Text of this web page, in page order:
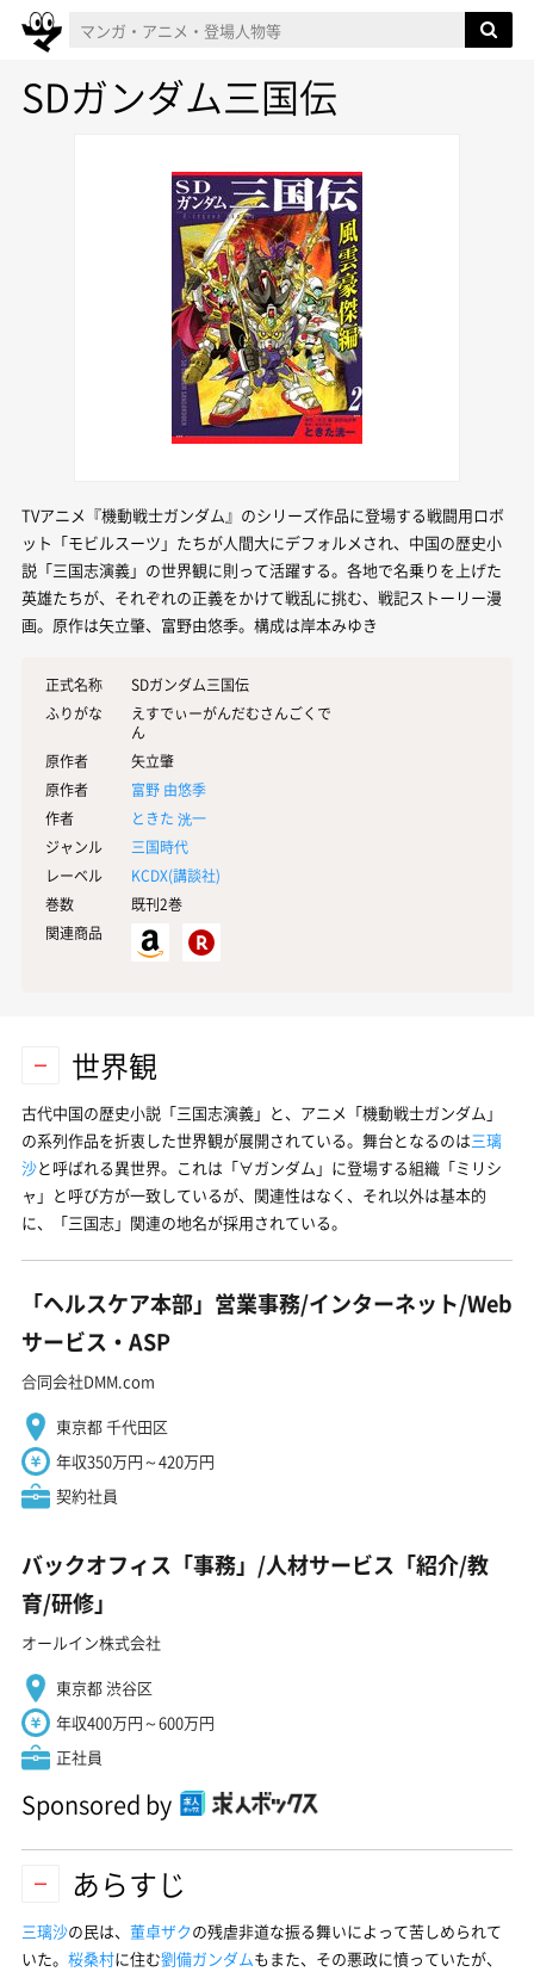
SDガンダム三国伝
TVアニメ『機動戦士ガンダム』のシリーズ作品に登場する戦闘用ロボ
ット「モビルスーツ」たちが人間大にデフォルメされ、中国の歴史小
説「三国志演義」の世界観に則って活躍する。各地で名乗りを上げた
英雄たちが、それぞれの正義をかけて戦乱に挑む、戦記ストーリー漫
画。原作は矢立肇、富野由悠季。構成は岸本みゆき
正式名称
SDガンダム三国伝
ふりがな
えすでぃーがんだむさんごくで
ん
原作者
矢立肇
原作者
富野 由悠季
作者
ときた 洸一
ジャンル
三国時代
レーベル
KCDX(講談社)
巻数
既刊2巻
関連商品
世界観
古代中国の歴史小説「三国志演義」と、アニメ「機動戦士ガンダム」
の系列作品を折衷した世界観が展開されている。舞台となるのは三璃
沙と呼ばれる異世界。これは「∀ガンダム」に登場する組織「ミリシ
ャ」と呼び方が一致しているが、関連性はなく、それ以外は基本的
に、「三国志」関連の地名が採用されている。
「ヘルスケア本部」営業事務/インターネット/Web
サービス・ASP
合同会社DMM.com
東京都 千代田区
年収350万円～420万円
契約社員
バックオフィス「事務」/人材サービス「紹介/教
育/研修」
オールイン株式会社
東京都 渋谷区
年収400万円～600万円
正社員
Sponsored by
あらすじ
三璃沙の民は、 董卓ザクの残虐非道な振る舞いによって苦しめられて
いた。 桜桑村に住む劉備ガンダムもまた、その悪政に憤っていたが、